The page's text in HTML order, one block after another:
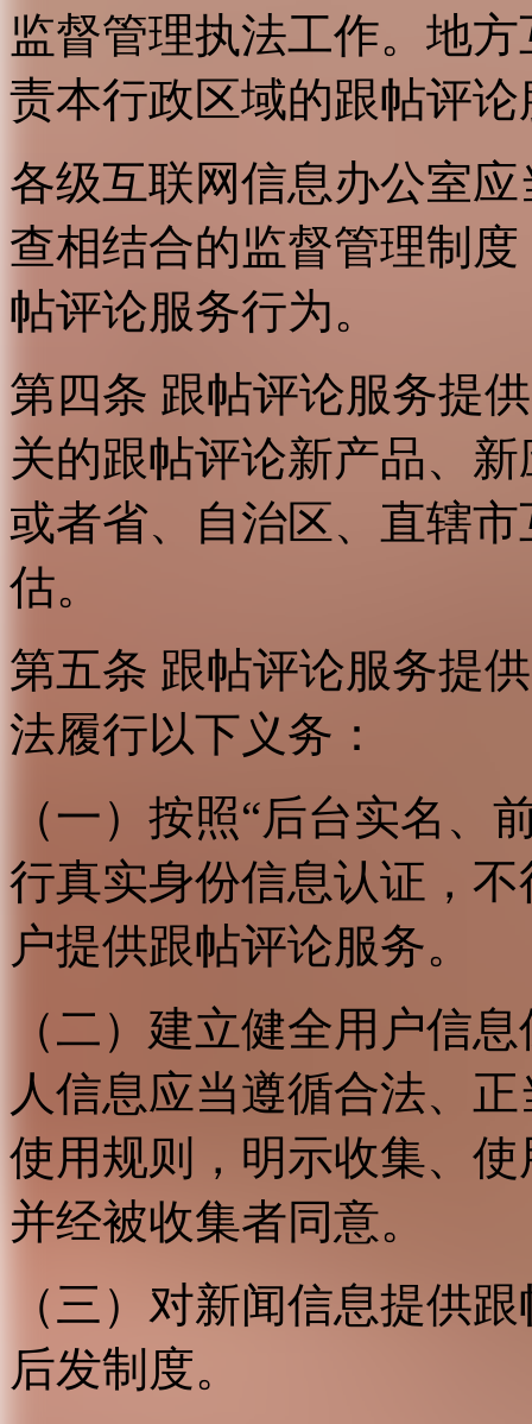
监督管理执法工作。地
责本行政区域的跟帖评
各级互联网信息办公室
查相结合的监督管理制
帖评论服务行为。
第四条 跟帖评论服务提
关的跟帖评论新产品、
或者省、自治区、直辖
估。
第五条 跟帖评论服务提
法履行以下义务：
（一）按照“后台实名、
行真实身份信息认证，
户提供跟帖评论服务。
（二）建立健全用户信
人信息应当遵循合法、
使用规则，明示收集、
并经被收集者同意。
（三）对新闻信息提供
后发制度。